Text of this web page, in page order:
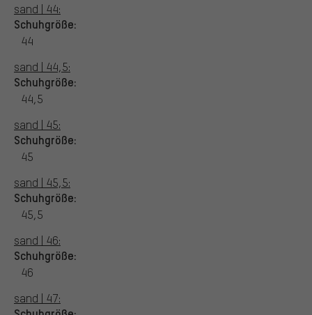
sand | 44:
Schuhgröße:
44
sand | 44,5:
Schuhgröße:
44,5
sand | 45:
Schuhgröße:
45
sand | 45,5:
Schuhgröße:
45,5
sand | 46:
Schuhgröße:
46
sand | 47: